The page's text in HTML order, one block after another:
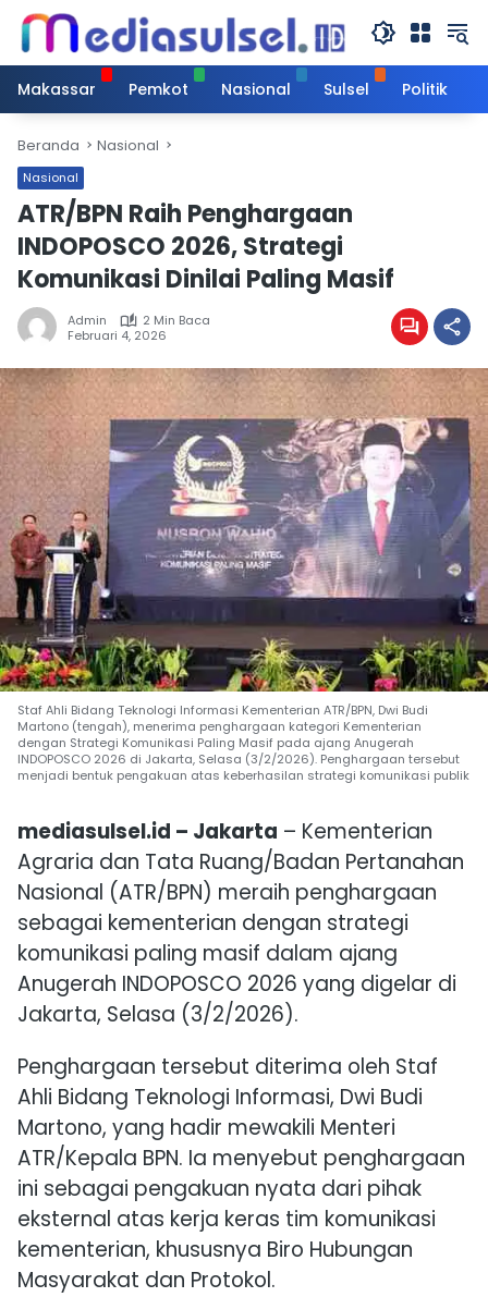
Langsung
konten
Makassar
Pemkot Nasional Sulsel Politik
Beranda Nasional
Nasional
ATR/BPN Raih Penghargaan
INDOPOSCO 2026, Strategi
Komunikasi Dinilai Paling Masif
Admin
2 Min Baca
Februari 4, 2026
Staf Ahli Bidang Teknologi Informasi Kementerian ATR/BPN, Dwi Budi
Martono (tengah), menerima penghargaan kategori Kementerian
dengan Strategi Komunikasi Paling Masif pada ajang Anugerah
INDOPOSCO 2026 di Jakarta, Selasa (3/2/2026). Penghargaan tersebut
menjadi bentuk pengakuan atas keberhasilan strategi komunikasi publik
mediasulsel.id – Jakarta – Kementerian
Agraria dan Tata Ruang/Badan Pertanahan
Nasional (ATR/BPN) meraih penghargaan
sebagai kementerian dengan strategi
komunikasi paling masif dalam ajang
Anugerah INDOPOSCO 2026 yang digelar di
Jakarta, Selasa (3/2/2026).
Penghargaan tersebut diterima oleh Staf
Ahli Bidang Teknologi Informasi, Dwi Budi
Martono, yang hadir mewakili Menteri
ATR/Kepala BPN. Ia menyebut penghargaan
ini sebagai pengakuan nyata dari pihak
eksternal atas kerja keras tim komunikasi
kementerian, khususnya Biro Hubungan
Masyarakat dan Protokol.